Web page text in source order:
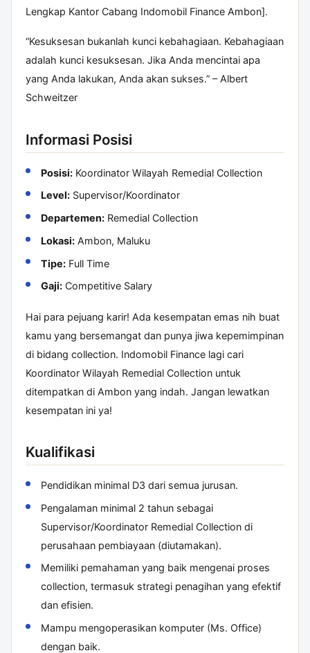
Lengkap Kantor Cabang Indomobil Finance Ambon].
“Kesuksesan bukanlah kunci kebahagiaan. Kebahagiaan
adalah kunci kesuksesan. Jika Anda mencintai apa
yang Anda lakukan, Anda akan sukses.” – Albert
Schweitzer
Informasi Posisi
Posisi:Koordinator Wilayah Remedial Collection
Level:Supervisor/Koordinator
Departemen:Remedial Collection
Lokasi:Ambon, Maluku
Tipe:Full Time
Gaji:Competitive Salary
Hai para pejuang karir! Ada kesempatan emas nih buat
kamu yang bersemangat dan punya jiwa kepemimpinan
di bidang collection. Indomobil Finance lagi cari
Koordinator Wilayah Remedial Collection untuk
ditempatkan di Ambon yang indah. Jangan lewatkan
kesempatan ini ya!
Kualifikasi
Pendidikan minimal D3 dari semua jurusan.
Pengalaman minimal 2 tahun sebagai
Supervisor/Koordinator Remedial Collection di
perusahaan pembiayaan (diutamakan).
Memiliki pemahaman yang baik mengenai proses
collection, termasuk strategi penagihan yang efektif
dan efisien.
Mampu mengoperasikan komputer (Ms. Office)
dengan baik.